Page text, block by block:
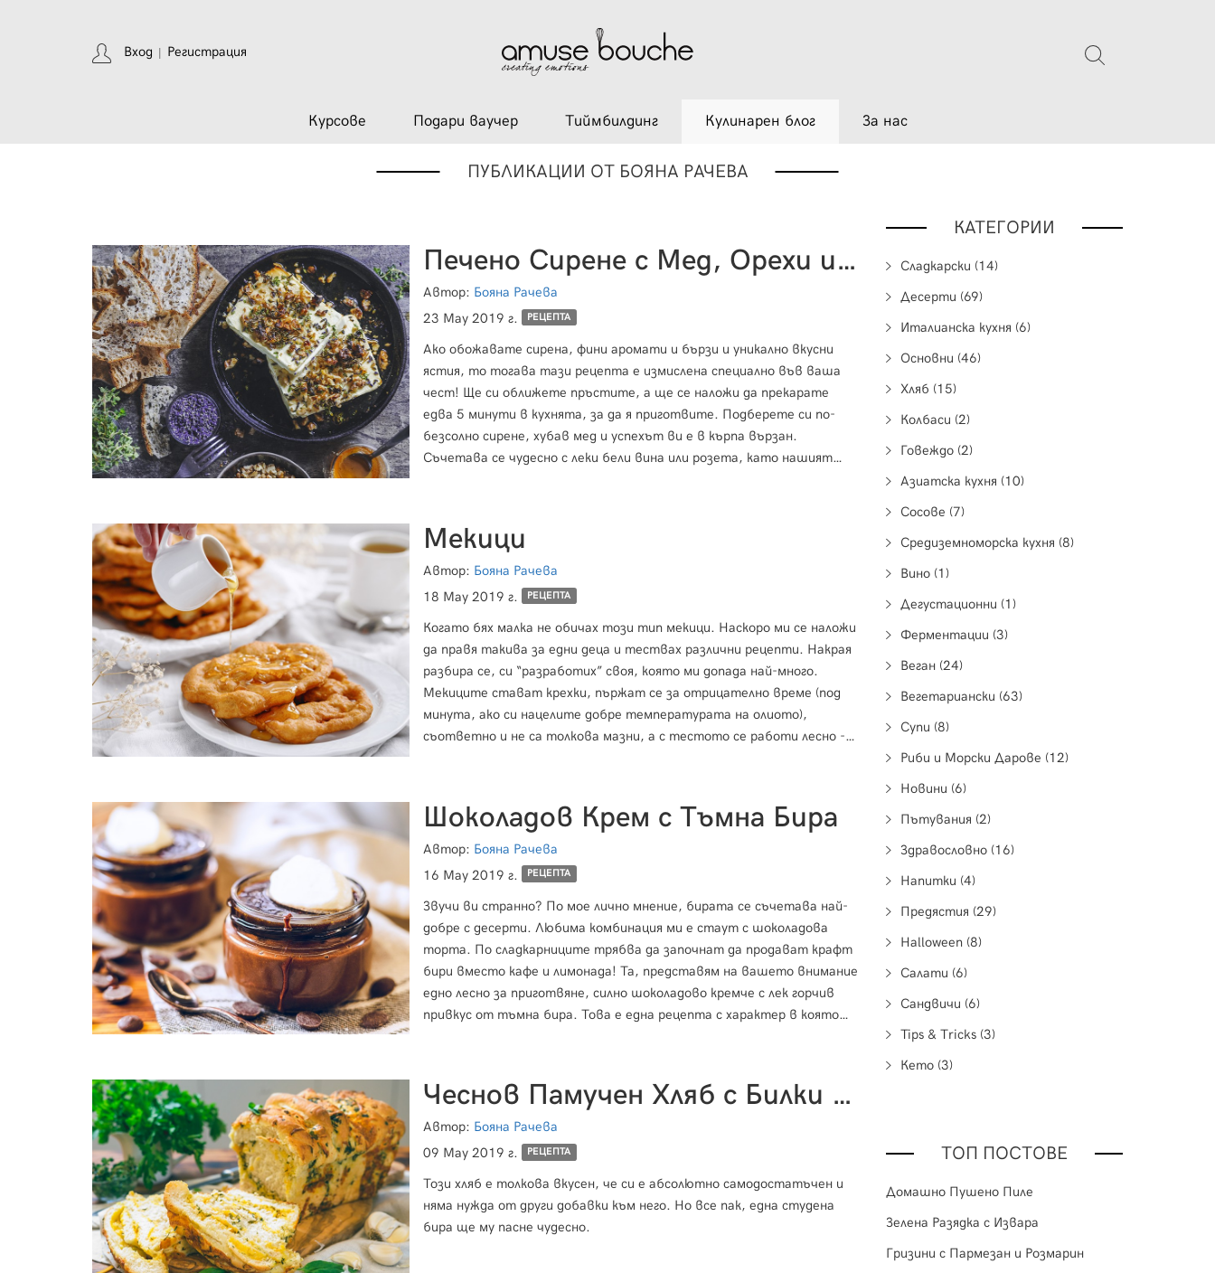
Вход Регистрация
Курсове Подари ваучер Тиймбилдинг Кулинарен блог За нас
ПУБЛИКАЦИИ ОТ БОЯНА РАЧЕВА
Печено Сирене с Мед, Орехи и Лавандула
Автор: Бояна Рачева
23 May 2019 г.
РЕЦЕПТА
Ако обожавате сирена, фини аромати и бързи и уникално вкусни
ястия, то тогава тази рецепта е измислена специално във ваша
чест! Ще си оближете пръстите, а ще се наложи да прекарате
едва 5 минути в кухнята, за да я приготвите. Подберете си по-
безсолно сирене, хубав мед и успехът ви е в кърпа вързан.
Съчетава се чудесно с леки бели вина или розета, като нашият
Мекици
Автор: Бояна Рачева
18 May 2019 г.
РЕЦЕПТА
Когато бях малка не обичах този тип мекици. Наскоро ми се наложи
да правя такива за едни деца и тествах различни рецепти. Накрая
разбира се, си “разработих” своя, която ми допада най-много.
Мекиците стават крехки, пържат се за отрицателно време (под
минута, ако си нацелите добре температурата на олиото),
съответно и не са толкова мазни, а с тестото се работи лесно -
Шоколадов Крем с Тъмна Бира
Автор: Бояна Рачева
16 May 2019 г.
РЕЦЕПТА
Звучи ви странно? По мое лично мнение, бирата се съчетава най-
добре с десерти. Любима комбинация ми е стаут с шоколадова
торта. По сладкарниците трябва да започнат да продават крафт
бири вместо кафе и лимонада! Та, представям на вашето внимание
едно лесно за приготвяне, силно шоколадово кремче с лек горчив
привкус от тъмна бира. Това е една рецепта с характер в която
Чеснов Памучен Хляб с Билки и Чедър
Автор: Бояна Рачева
09 May 2019 г.
РЕЦЕПТА
Този хляб е толкова вкусен, че си е абсолютно самодостатъчен и
няма нужда от други добавки към него. Но все пак, една студена
бира ще му пасне чудесно.
КАТЕГОРИИ
Сладкарски (14)
Десерти (69)
Италианска кухня (6)
Основни (46)
Хляб (15)
Колбаси (2)
Говеждо (2)
Азиатска кухня (10)
Сосове (7)
Средиземноморска кухня (8)
Вино (1)
Дегустационни (1)
Ферментации (3)
Веган (24)
Вегетариански (63)
Супи (8)
Риби и Морски Дарове (12)
Новини (6)
Пътувания (2)
Здравословно (16)
Напитки (4)
Предястия (29)
Halloween (8)
Салати (6)
Сандвичи (6)
Tips & Tricks (3)
Кето (3)
ТОП ПОСТОВЕ
Домашно Пушено Пиле
Зелена Разядка с Извара
Гризини с Пармезан и Розмарин